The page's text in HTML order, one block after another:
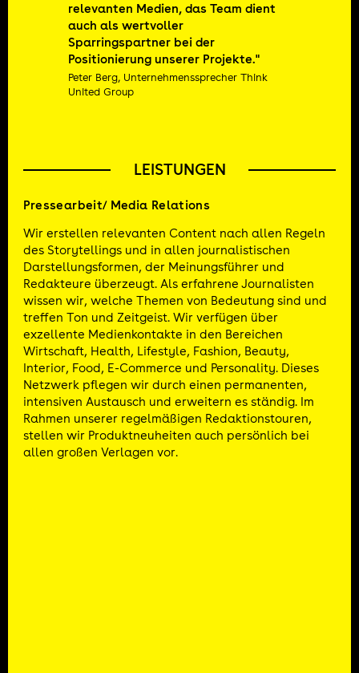
relevanten Medien, das Team dient
auch als wertvoller
Sparringspartner bei der
Positionierung unserer Projekte."
Peter Berg, Unternehmenssprecher Think
United Group
LEISTUNGEN
Pressearbeit/ Media Relations
Wir erstellen relevanten Content nach allen Regeln
des Storytellings und in allen journalistischen
Darstellungsformen, der Meinungsführer und
Redakteure überzeugt. Als erfahrene Journalisten
wissen wir, welche Themen von Bedeutung sind und
treffen Ton und Zeitgeist. Wir verfügen über
exzellente Medienkontakte in den Bereichen
Wirtschaft, Health, Lifestyle, Fashion, Beauty,
Interior, Food, E-Commerce und Personality. Dieses
Netzwerk pflegen wir durch einen permanenten,
intensiven Austausch und erweitern es ständig. Im
Rahmen unserer regelmäßigen Redaktionstouren,
stellen wir Produktneuheiten auch persönlich bei
allen großen Verlagen vor.